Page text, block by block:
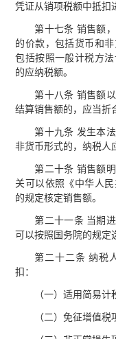
凭证从销项税额中抵扣
第十七条 销售额
的价款，包括货币和
包括按照一般计税方
的应纳税额。
第十八条 销售额
结算销售额的，应当折
第十九条 发生本
非货币形式的，纳税人
第二十条 销售额
关可以依照《中华人
的规定核定销售额。
第二十一条 当期
可以按照国务院的规定
第二十二条 纳税
扣：
（一）适用简易
（二）免征增值税